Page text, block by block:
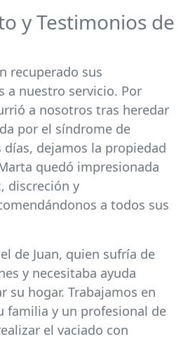
y Testimonios de
recuperado sus
a nuestro servicio. Por
a nosotros tras heredar
por el síndrome de
días, dejamos la propiedad
quedó impresionada
discreción y
a todos sus
de Juan, quien sufría de
y necesitaba ayuda
su hogar. Trabajamos en
familia y un profesional de
el vaciado con